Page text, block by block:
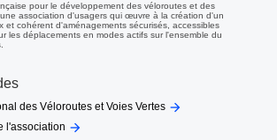
pour le développement des véloroutes et des
association d'usagers qui œuvre à la création d'un
et cohérent d'aménagements sécurisés, accessibles
les déplacements en modes actifs sur l'ensemble du
des Véloroutes et Voies Vertes 
l'association 